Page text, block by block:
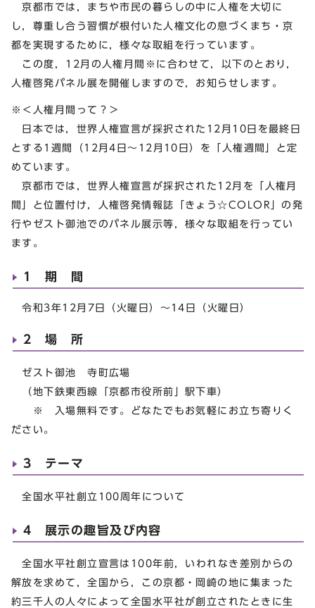
京都市では，まちや市民の暮らしの中に人権を大切に
し，尊重し合う習慣が根付いた人権文化の息づくまち・京
都を実現するために，様々な取組を行っています。
この度，12月の人権月間※に合わせて，以下のとおり，
人権啓発パネル展を開催しますので，お知らせします。
※＜人権月間って？＞
日本では，世界人権宣言が採択された12月10日を最終日
とする1週間（12月4日～12月10日）を「人権週間」と定
めています。
京都市では，世界人権宣言が採択された12月を「人権月
間」と位置付け，人権啓発情報誌「きょう☆COLOR」の発
行やゼスト御池でのパネル展示等，様々な取組を行ってい
ます。
1 期 間
令和3年12月7日（火曜日）～14日（火曜日）
2 場 所
ゼスト御池 寺町広場
（地下鉄東西線「京都市役所前」駅下車）
※ 入場無料です。どなたでもお気軽にお立ち寄りく
ださい。
3 テーマ
全国水平社創立100周年について
4 展示の趣旨及び内容
全国水平社創立宣言は100年前，いわれなき差別からの
解放を求めて，全国から，この京都・岡崎の地に集まった
約三千人の人々によって全国水平社が創立されたときに生